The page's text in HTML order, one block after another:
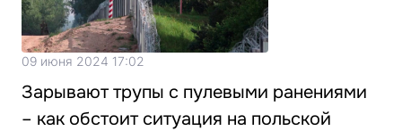
09 июня 2024 17:02
Зарывают трупы с пулевыми ранениями
– как обстоит ситуация на польской